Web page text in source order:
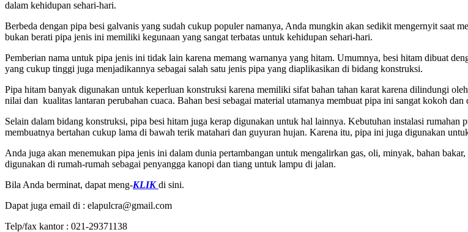
dalam kehidupan sehari-hari.
Berbeda dengan pipa besi galvanis yang sudah cukup populer namanya, Anda mungkin akan sedikit mengernyit saat
bukan berati pipa jenis ini memiliki kegunaan yang sangat terbatas untuk kehidupan sehari-hari.
Pemberian nama untuk pipa jenis ini tidak lain karena memang warnanya yang hitam. Umumnya, besi hitam dibuat
yang cukup tinggi juga menjadikannya sebagai salah satu jenis pipa yang diaplikasikan di bidang konstruksi.
Pipa hitam banyak digunakan untuk keperluan konstruksi karena memiliki sifat bahan tahan karat karena dilindungi
nilai dan kualitas lantaran perubahan cuaca. Bahan besi sebagai material utamanya membuat pipa ini sangat kokoh dan
Selain dalam bidang konstruksi, pipa besi hitam juga kerap digunakan untuk hal lainnya. Kebutuhan instalasi
membuatnya bertahan cukup lama di bawah terik matahari dan guyuran hujan. Karena itu, pipa ini juga digunakan
Anda juga akan menemukan pipa jenis ini dalam dunia pertambangan untuk mengalirkan gas, oli, minyak, bahan
digunakan di rumah-rumah sebagai penyangga kanopi dan tiang untuk lampu di jalan.
Bila Anda berminat, dapat meng-KLIK di sini.
Dapat juga email di : elapulcra@gmail.com
Telp/fax kantor : 021-29371138